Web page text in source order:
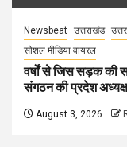
Newsbeat उत्तराखंड
सोशल मीडिया वायरल
वर्षों से जिस सड़क की
संगठन की प्रदेश अध्यक्ष
August 3, 2026